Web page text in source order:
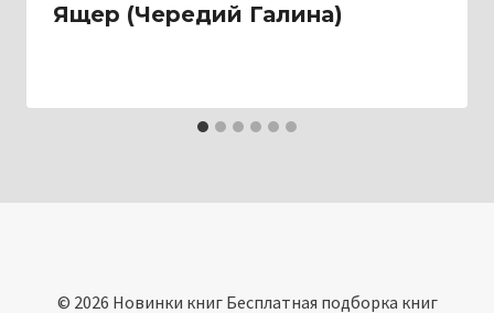
Ящер (Чередий Галина)
© 2026 Новинки книг Бесплатная подборка книг